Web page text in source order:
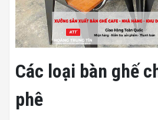
Các loại bàn ghế
phê